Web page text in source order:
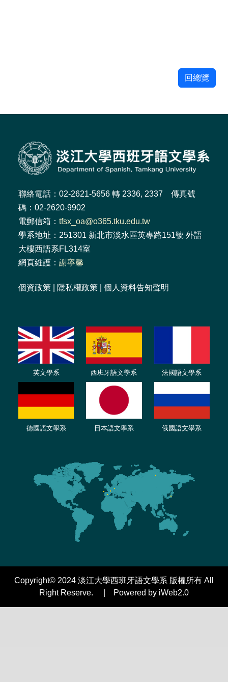
回總覽
聯絡電話：02-2621-5656 轉 2336, 2337 傳真號
碼：02-2620-9902
電郵信箱： tfsx_oa@o365.tku.edu.tw
學系地址：251301 新北市淡水區英專路151號 外語
大樓西語系FL314室
網頁維護： 謝寧馨
個資政策 隱私權政策 個人資料告知聲明
英文學系 西班牙語文學系 法國語文學系
德國語文學系 日本語文學系 俄國語文學系
Copyright© 2024 淡江大學西班牙語文學系 版權所有 All
Right Reserve. | Powered by iWeb2.0